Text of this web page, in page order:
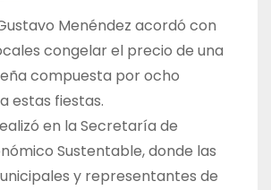
Menéndez acordó con
congelar el precio de una
compuesta por ocho
estas fiestas.
en la Secretaría de
Sustentable, donde las
y representantes de